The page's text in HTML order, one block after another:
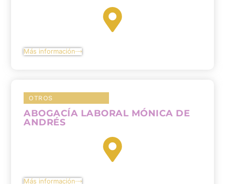
Más información
OTROS
ABOGACÍA LABORAL MÓNICA DE
ANDRÉS
Más información